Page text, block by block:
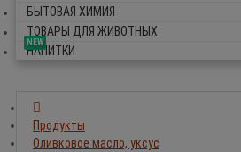
БЫТОВАЯ ХИМИЯ
ТОВАРЫ ДЛЯ ЖИВОТНЫХ
NEW
НАПИТКИ
Продукты
Оливковое масло, уксус